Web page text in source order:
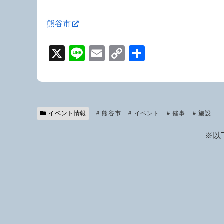
熊谷市
X
Li
e
E
ail
C
p
Li
イベント情報 熊谷市 イベント 催事 施設
※以